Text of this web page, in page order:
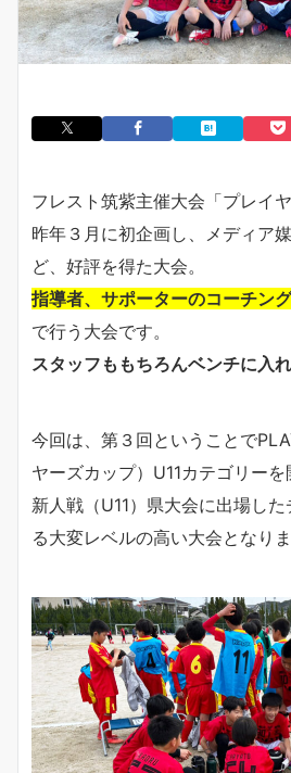
フレスト筑紫主催大会「プレイ
昨年３月に初企画し、メディア
ど、好評を得た大会。
指導者、サポーターのコーチン
で行う大会です。
スタッフももちろんベンチに入れ
今回は、第３回ということで
ヤーズカップ）U11カテゴリーを
新人戦（U11）県大会に出場し
る大変レベルの高い大会となりま